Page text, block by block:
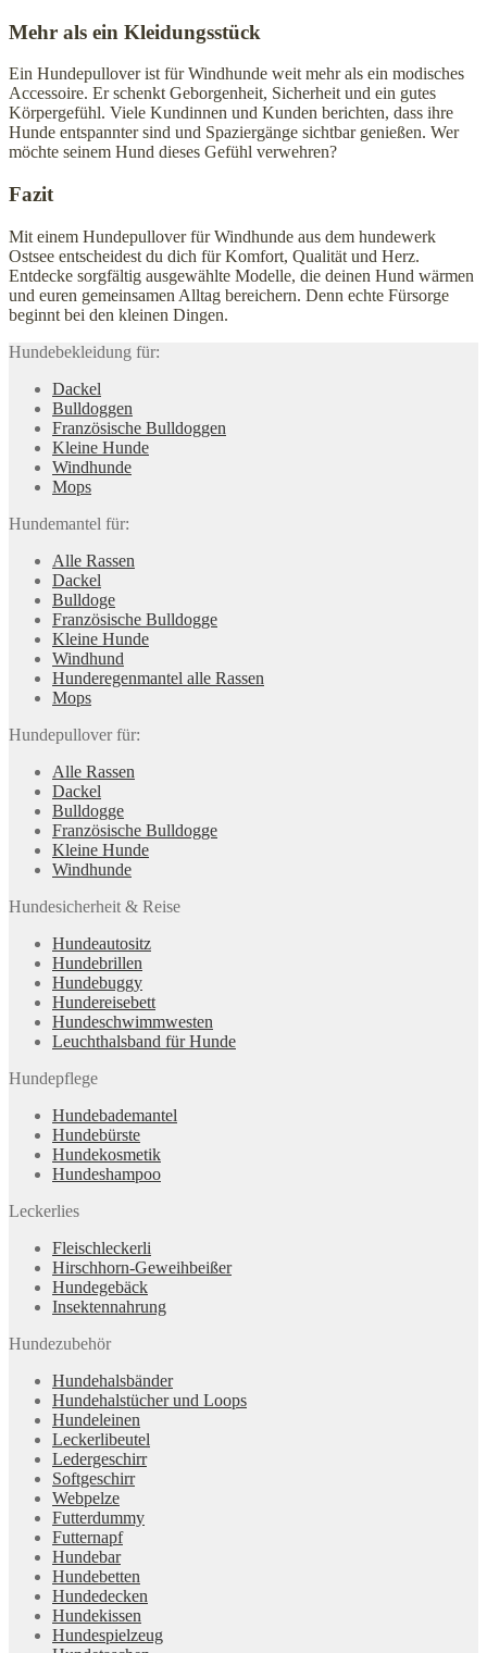
Mehr als ein Kleidungsstück
Ein Hundepullover ist für Windhunde weit mehr als ein modisches
Accessoire. Er schenkt Geborgenheit, Sicherheit und ein gutes
Körpergefühl. Viele Kundinnen und Kunden berichten, dass ihre
Hunde entspannter sind und Spaziergänge sichtbar genießen. Wer
möchte seinem Hund dieses Gefühl verwehren?
Fazit
Mit einem Hundepullover für Windhunde aus dem hundewerk
Ostsee entscheidest du dich für Komfort, Qualität und Herz.
Entdecke sorgfältig ausgewählte Modelle, die deinen Hund wärmen
und euren gemeinsamen Alltag bereichern. Denn echte Fürsorge
beginnt bei den kleinen Dingen.
Hundebekleidung für:
Dackel
Bulldoggen
Französische Bulldoggen
Kleine Hunde
Windhunde
Mops
Hundemantel für:
Alle Rassen
Dackel
Bulldoge
Französische Bulldogge
Kleine Hunde
Windhund
Hunderegenman­tel alle Rassen
Mops
Hundepullover für:
Alle Rassen
Dackel
Bulldogge
Französische Bulldogge
Kleine Hunde
Windhunde
Hundesicherheit & Reise
Hundeautositz
Hundebrillen
Hundebuggy
Hundereisebett
Hundeschwimmwesten
Leuchthalsband für Hunde
Hundepflege
Hundebademantel
Hundebürste
Hundekosmetik
Hundeshampoo
Leckerlies
Fleischleckerli
Hirschhorn-Geweihbeißer
Hundegebäck
Insektennahrung
Hundezubehör
Hundehalsbänder
Hundehalstücher und Loops
Hundeleinen
Leckerlibeutel
Ledergeschirr
Softgeschirr
Webpelze
Futterdummy
Futternapf
Hundebar
Hundebetten
Hundedecken
Hundekissen
Hundespielzeug